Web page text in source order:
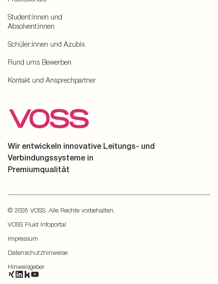
Student:innen und
Absolvent:innen
Schüler:innen und Azubis
Rund ums Bewerben
Kontakt und Ansprechpartner
Wir entwickeln innovative Leitungs- und
Verbindungssysteme in
Premiumqualität
© 2026 VOSS. Alle Rechte vorbehalten.
VOSS Fluid Infoportal
Impressum
Datenschutzhinweise
Hinweisgeber